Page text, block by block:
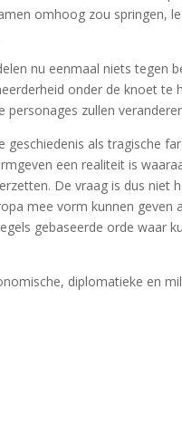
omhoog zou springen,
nu eenmaal niets tegen
onder de knoet te
personages zullen
geschiedenis als tragische
een realiteit is
De vraag is dus niet
mee vorm kunnen geven
gebaseerde orde waar
diplomatieke en